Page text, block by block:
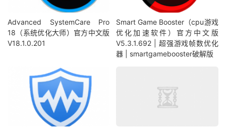
Advanced SystemCare Pro
18（系统优化大师）官方中文版
V18.1.0.201
Smart Game Booster（cpu游戏
优化加速软件）官方中文版
V5.3.1.692 | 超强游戏帧数优化
器 | smartgamebooster破解版